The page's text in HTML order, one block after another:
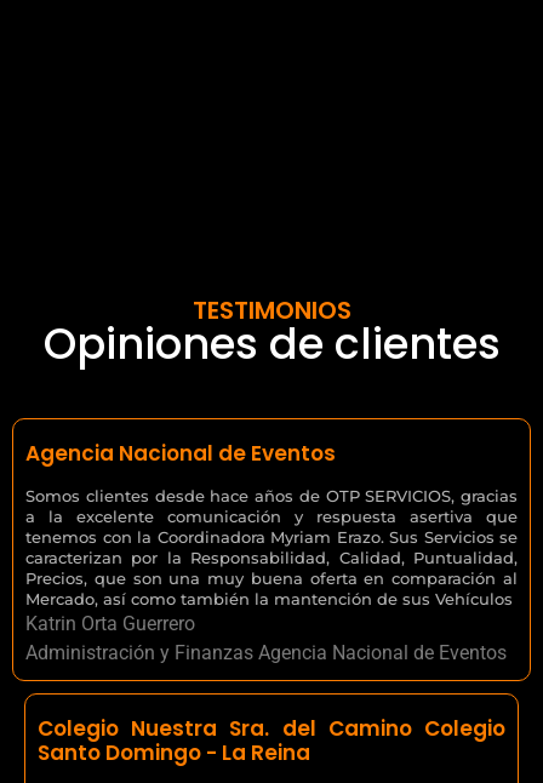
TESTIMONIOS
Opiniones de clientes
Agencia Nacional de Eventos
Somos clientes desde hace años de OTP SERVICIOS, gracias
a la excelente comunicación y respuesta asertiva que
tenemos con la Coordinadora Myriam Erazo. Sus Servicios se
caracterizan por la Responsabilidad, Calidad, Puntualidad,
Precios, que son una muy buena oferta en comparación al
Mercado, así como también la mantención de sus Vehículos
Katrin Orta Guerrero
Administración y Finanzas Agencia Nacional de Eventos
Colegio Nuestra Sra. del Camino Colegio
Santo Domingo - La Reina